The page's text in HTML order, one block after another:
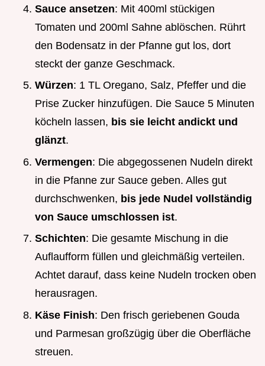
Sauce ansetzen: Mit 400ml stückigen
Tomaten und 200ml Sahne ablöschen. Rührt
den Bodensatz in der Pfanne gut los, dort
steckt der ganze Geschmack.
Würzen: 1 TL Oregano, Salz, Pfeffer und die
Prise Zucker hinzufügen. Die Sauce 5 Minuten
köcheln lassen, bis sie leicht andickt und
glänzt.
Vermengen: Die abgegossenen Nudeln direkt
in die Pfanne zur Sauce geben. Alles gut
durchschwenken, bis jede Nudel vollständig
von Sauce umschlossen ist.
Schichten: Die gesamte Mischung in die
Auflaufform füllen und gleichmäßig verteilen.
Achtet darauf, dass keine Nudeln trocken oben
herausragen.
Käse Finish: Den frisch geriebenen Gouda
und Parmesan großzügig über die Oberfläche
streuen.